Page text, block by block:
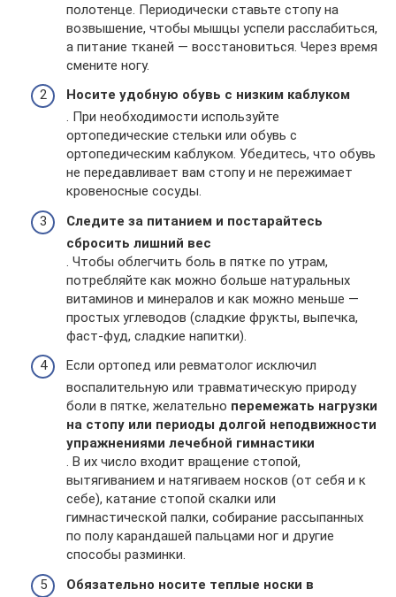
полотенце. Периодически ставьте стопу на
возвышение, чтобы мышцы успели расслабиться,
а питание тканей — восстановиться. Через время
смените ногу.
Носите удобную обувь с низким каблуком
. При необходимости используйте
ортопедические стельки или обувь с
ортопедическим каблуком. Убедитесь, что обувь
не передавливает вам стопу и не пережимает
кровеносные сосуды.
Следите за питанием и постарайтесь
сбросить лишний вес
. Чтобы облегчить боль в пятке по утрам,
потребляйте как можно больше натуральных
витаминов и минералов и как можно меньше —
простых углеводов (сладкие фрукты, выпечка,
фаст-фуд, сладкие напитки).
Если ортопед или ревматолог исключил
воспалительную или травматическую природу
боли в пятке, желательно перемежать нагрузки
на стопу или периоды долгой неподвижности
упражнениями лечебной гимнастики
. В их число входит вращение стопой,
вытягиванием и натягиваем носков (от себя и к
себе), катание стопой скалки или
гимнастической палки, собирание рассыпанных
по полу карандашей пальцами ног и другие
способы разминки.
Обязательно носите теплые носки в